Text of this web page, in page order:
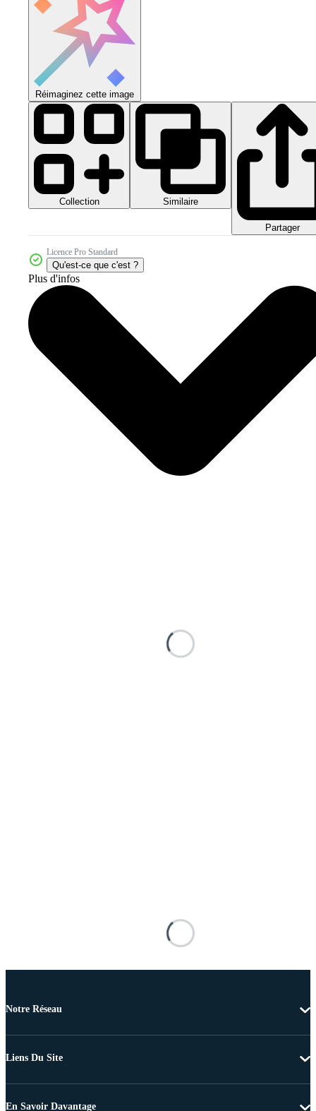
Réimaginez cette image
Collection Similaire
Partager
Licence Pro Standard
Qu'est-ce que c'est ?
Plus d'infos
Notre Réseau
Liens Du Site
En Savoir Davantage